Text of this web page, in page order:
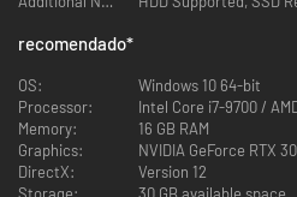
forma de vida criada por uma tecnologia
a ajuda do “ramo cristalino”, elas podem
agora, que o ramo se esgotou, como
mecânicos, você precisa encontrar e
espalhados pela cidade. Você
que estão igualmente em situação
recomendado*
OS:
Windows 10 64-bit
Processor:
Intel Core i7-9700 /
Memory:
16 GB RAM
Graphics:
NVIDIA GeForce RTX
DirectX:
Version 12
Storage:
30 GB available space